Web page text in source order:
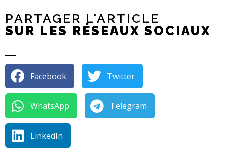
PARTAGER L'ARTICLE
SUR LES RÉSEAUX SOCIAUX
Facebook Twitter
WhatsApp Telegram
LinkedIn